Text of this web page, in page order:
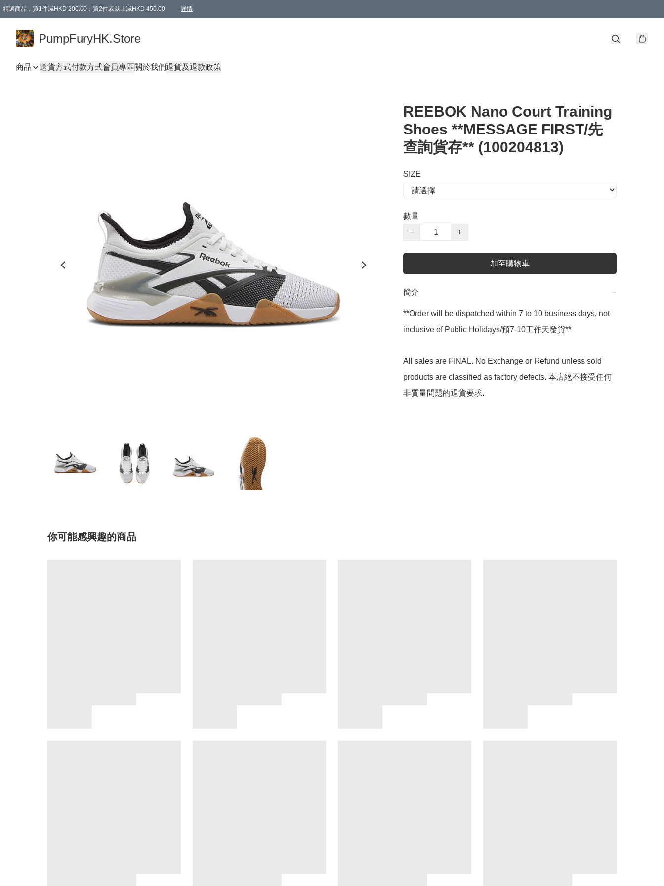
精選商品，買1件減HKD 200.00；買2件或以上減HKD 450.00 詳情
PumpFuryHK.Store
商品 送貨方式付款方式會員專區關於我們退貨及退款政策
REEBOK Nano Court Training
Shoes **MESSAGE FIRST/先
查詢貨存** (100204813)
SIZE
數量
−
+
加至購物車
簡介 −
**Order will be dispatched within 7 to 10 business days, not
inclusive of Public Holidays/預7-10工作天發貨**
All sales are FINAL. No Exchange or Refund unless sold
products are classified as factory defects. 本店絕不接受任何
非質量問題的退貨要求.
你可能感興趣的商品